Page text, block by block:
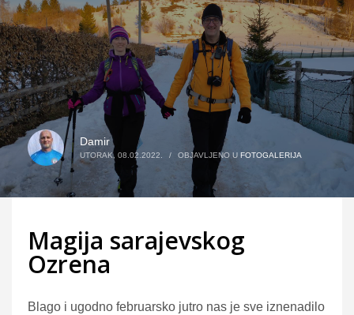
Damir
UTORAK, 08.02.2022. / OBJAVLJENO U FOTOGALERIJA
Magija sarajevskog
Ozrena
Blago i ugodno februarsko jutro nas je sve iznenadilo